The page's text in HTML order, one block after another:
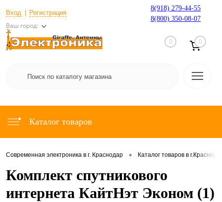
Вход Регистрация
Ваш город:
8(918) 279-44-55
8(800) 350-08-07
0 0
Каталог товаров
Современная электроника в г. Краснодар • Каталог товаров в
Комплект спутникового
интернета КайтНэт Эконом (1)